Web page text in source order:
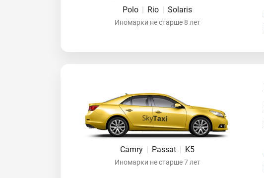
Polo | Rio | Solaris
Иномарки не старше 8 лет
Camry | Passat | K5
Иномарки не старше 7 лет